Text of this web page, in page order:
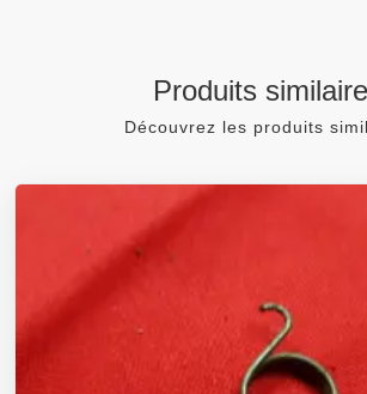
Produits
Découvrez les produits